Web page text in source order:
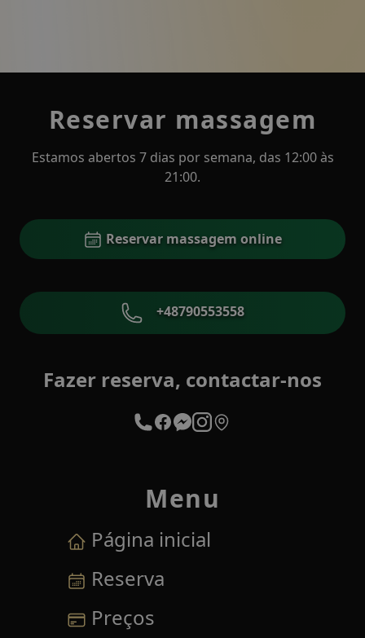
Reservar massagem
Estamos abertos 7 dias por semana, das 12:00 às
21:00.
Reservar massagem online
+48790553558
Fazer reserva, contactar-nos
Menu
Página inicial
Reserva
Preços